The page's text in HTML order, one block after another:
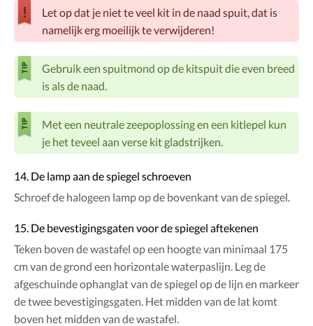
Let op dat je niet te veel kit in de naad spuit, dat is
namelijk erg moeilijk te verwijderen!
Gebruik een spuitmond op de kitspuit die even breed
is als de naad.
Met een neutrale zeepoplossing en een kitlepel kun
je het teveel aan verse kit gladstrijken.
14. De lamp aan de spiegel schroeven
Schroef de halogeen lamp op de bovenkant van de spiegel.
15. De bevestigingsgaten voor de spiegel aftekenen
Teken boven de wastafel op een hoogte van minimaal 175
cm van de grond een horizontale waterpaslijn. Leg de
afgeschuinde ophanglat van de spiegel op de lijn en markeer
de twee bevestigingsgaten. Het midden van de lat komt
boven het midden van de wastafel.